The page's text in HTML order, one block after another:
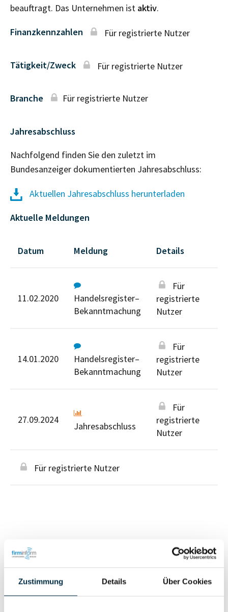
Zustimmung Details Über Cookies
beauftragt. Das Unternehmen ist aktiv.
Finanzkennzahlen Für registrierte Nutzer
Tätigkeit/Zweck Für registrierte Nutzer
Branche Für registrierte Nutzer
Jahresabschluss
Nachfolgend finden Sie den zuletzt im
Bundesanzeiger dokumentierten Jahresabschluss:
Aktuellen Jahresabschluss herunterladen
Aktuelle Meldungen
Datum Meldung Details
11.02.2020
Handelsregister–
Bekanntmachung
Für
registrierte
Nutzer
14.01.2020
Handelsregister–
Bekanntmachung
Für
registrierte
Nutzer
27.09.2024
Jahresabschluss
Für
registrierte
Nutzer
Für registrierte Nutzer
Personen im Unternehmen
Geschäftsführer (3)
Für registrierte